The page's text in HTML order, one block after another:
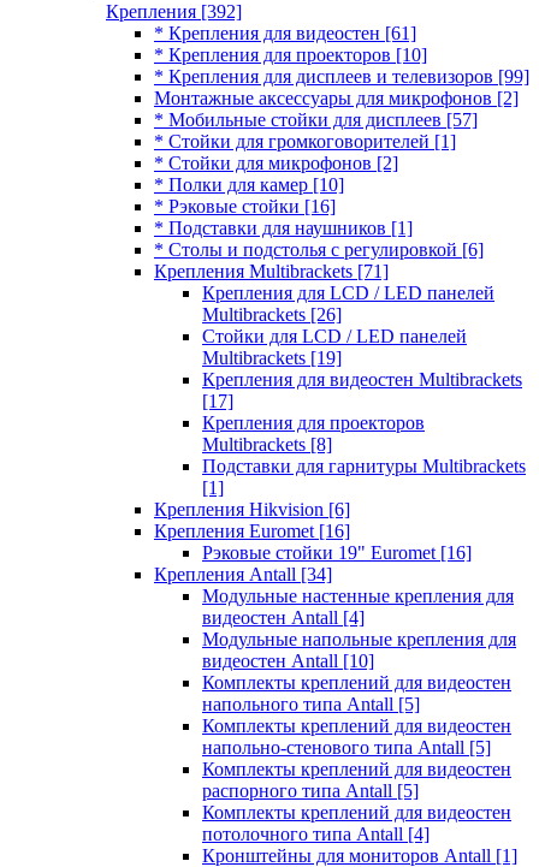
Крепления [392]
* Крепления для видеостен [61]
* Крепления для проекторов [10]
* Крепления для дисплеев и телевизоров [99]
Монтажные аксессуары для микрофонов [2]
* Мобильные стойки для дисплеев [57]
* Стойки для громкоговорителей [1]
* Стойки для микрофонов [2]
* Полки для камер [10]
* Рэковые стойки [16]
* Подставки для наушников [1]
* Столы и подстолья с регулировкой [6]
Крепления Multibrackets [71]
Крепления для LCD / LED панелей
Multibrackets [26]
Стойки для LCD / LED панелей
Multibrackets [19]
Крепления для видеостен Multibrackets
[17]
Крепления для проекторов
Multibrackets [8]
Подставки для гарнитуры Multibrackets
[1]
Крепления Hikvision [6]
Крепления Euromet [16]
Рэковые стойки 19" Euromet [16]
Крепления Antall [34]
Модульные настенные крепления для
видеостен Antall [4]
Модульные напольные крепления для
видеостен Antall [10]
Комплекты креплений для видеостен
напольного типа Antall [5]
Комплекты креплений для видеостен
напольно-стенового типа Antall [5]
Комплекты креплений для видеостен
распорного типа Antall [5]
Комплекты креплений для видеостен
потолочного типа Antall [4]
Кронштейны для мониторов Antall [1]